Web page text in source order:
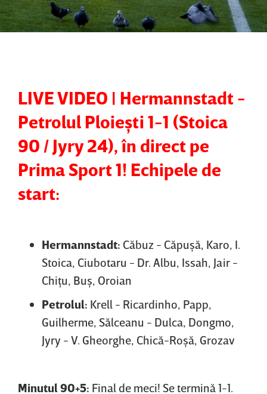
nimeni
nu
mai
are
tehnică
EXCLUSIV
LIVE VIDEO | Hermannstadt -
Petrolul Ploieşti 1-1 (Stoica
90 / Jyry 24), în direct pe
Prima Sport 1! Echipele de
start:
Hermannstadt: Căbuz - Căpuşă, Karo, I.
Stoica, Ciubotaru - Dr. Albu, Issah, Jair -
Chiţu, Buş, Oroian
Petrolul: Krell - Ricardinho, Papp,
Guilherme, Sălceanu - Dulca, Dongmo,
Jyry - V. Gheorghe, Chică-Roşă, Grozav
Minutul 90+5: Final de meci! Se termină 1-1.